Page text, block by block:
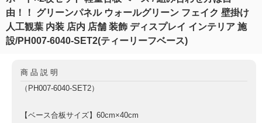
由！！ グリーンパネル ウォールグリーン フェイク 壁掛け
人工観葉 内装 店内 店舗 装飾 ディスプレイ インテリア 施
設/PH007-6040-SET2(ティーリーフベース)
商品説明
（PH007-6040-SET2）
【ベース合板サイズ】60cm×40cm